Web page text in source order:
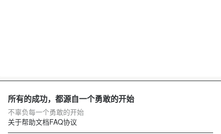
所有的成功，都源自一个勇敢的开始
不辜负每一个勇敢的开始
关于帮助文档FAQ协议